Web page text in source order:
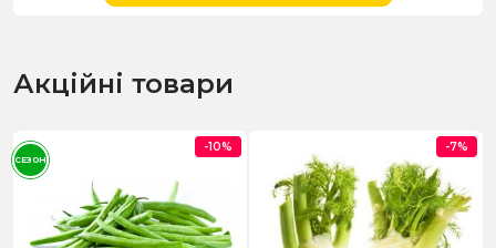
Акційні товари
-10%
СЕЗОН
-7%